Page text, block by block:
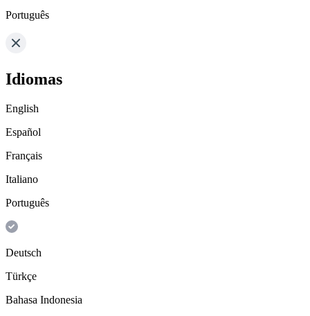
Português
Idiomas
English
Español
Français
Italiano
Português
Deutsch
Türkçe
Bahasa Indonesia